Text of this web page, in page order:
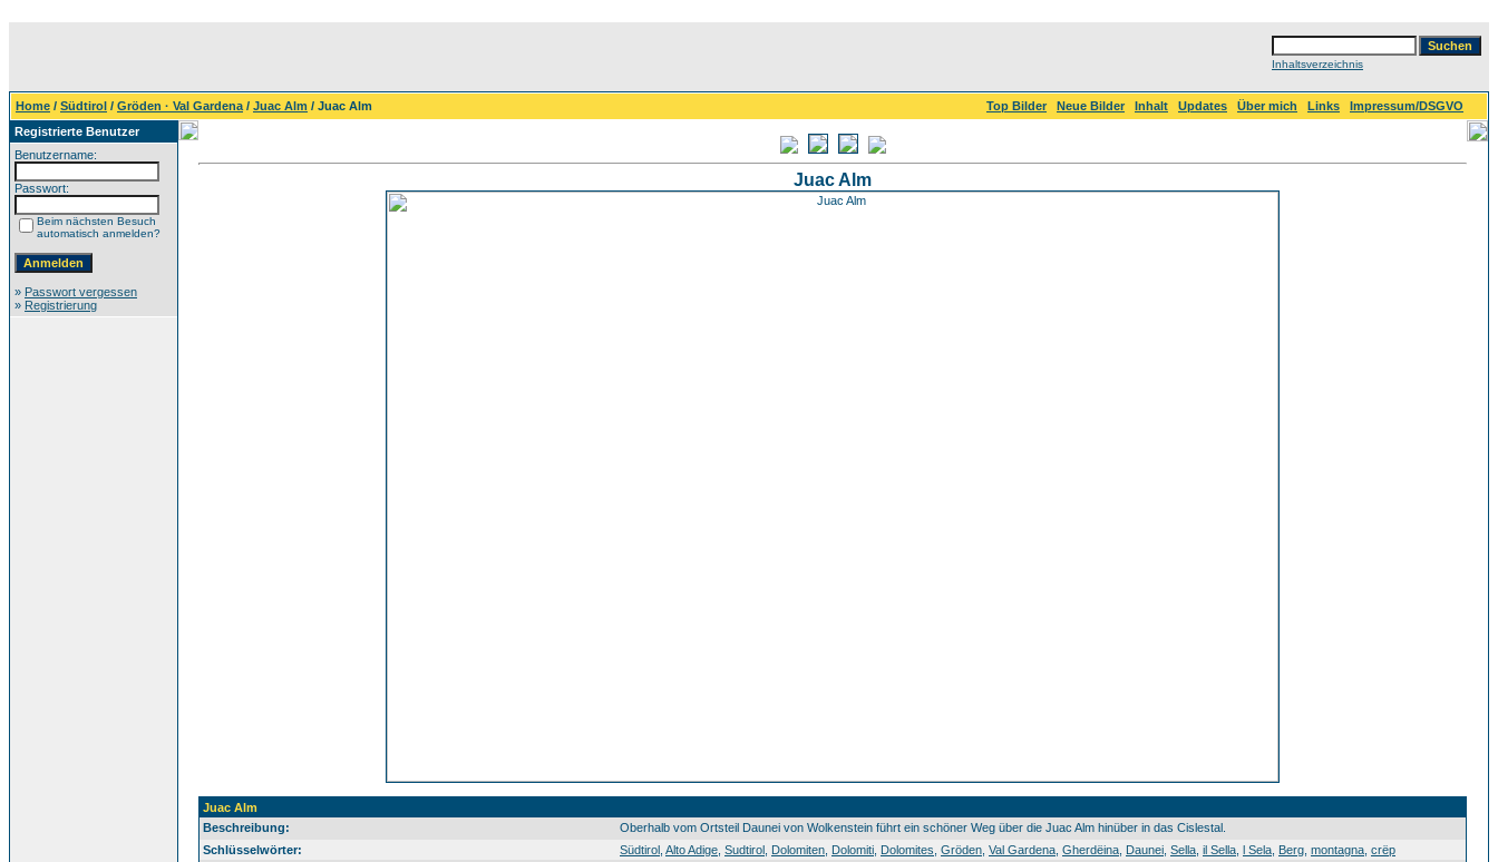
Inhaltsverzeichnis
Home / Südtirol / Gröden · Val Gardena / Juac Alm / Juac Alm Top Bilder Neue Bilder Inhalt Updates Über mich Links
Impressum/DSGVO
Registrierte Benutzer
Benutzername:
Passwort:
Beim nächsten Besuch
automatisch anmelden?
» Passwort vergessen
» Registrierung
Juac Alm
Juac Alm
Beschreibung:
Oberhalb vom Ortsteil Daunei von Wolkenstein führt ein schöner Weg über die Juac Alm hinüber in das Cislestal.
Schlüsselwörter: Südtirol Alto Adige Sudtirol Dolomiten Dolomiti Dolomites Gröden Val Gardena Gherdëina Daunei Sella il Sella l Sela Berg montagna crëp